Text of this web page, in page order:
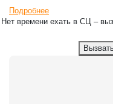
Подробнее
Нет времени ехать в СЦ –